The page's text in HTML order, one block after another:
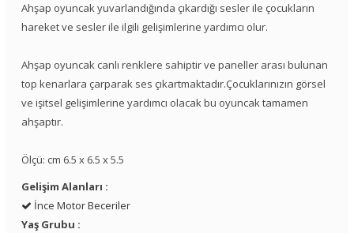
Ahşap oyuncak yuvarlandığında çıkardığı sesler ile çocukların
hareket ve sesler ile ilgili gelişimlerine yardımcı olur.
Ahşap oyuncak canlı renklere sahiptir ve paneller arası bulunan
top kenarlara çarparak ses çıkartmaktadır.Çocuklarınızın görsel
ve işitsel gelişimlerine yardımcı olacak bu oyuncak tamamen
ahşaptır.
Ölçü: cm 6.5 x 6.5 x 5.5
Gelişim Alanları :
İnce Motor Beceriler
Yaş Grubu :